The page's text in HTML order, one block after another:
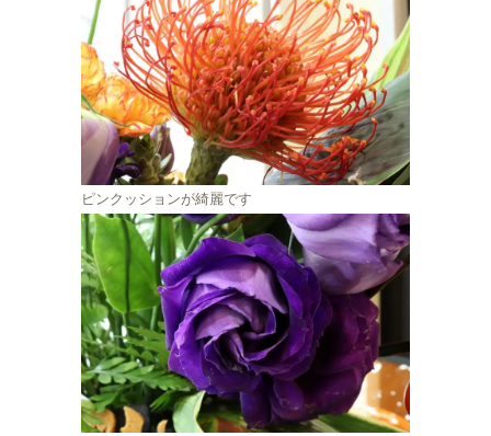
ピンクッションが綺麗です